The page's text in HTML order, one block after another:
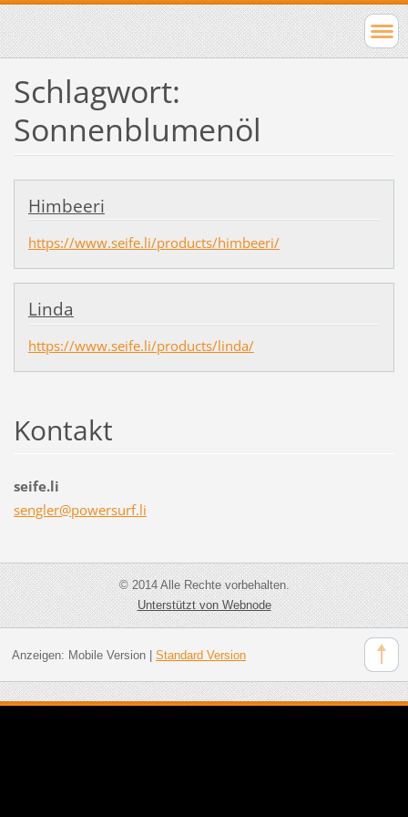
Schlagwort:
Sonnenblumenöl
Himbeeri
https://www.seife.li/products/himbeeri/
Linda
https://www.seife.li/products/linda/
Kontakt
seife.li
sengler@powersurf.li
© 2014 Alle Rechte vorbehalten.
Unterstützt von Webnode
Anzeigen: Mobile Version| Standard Version